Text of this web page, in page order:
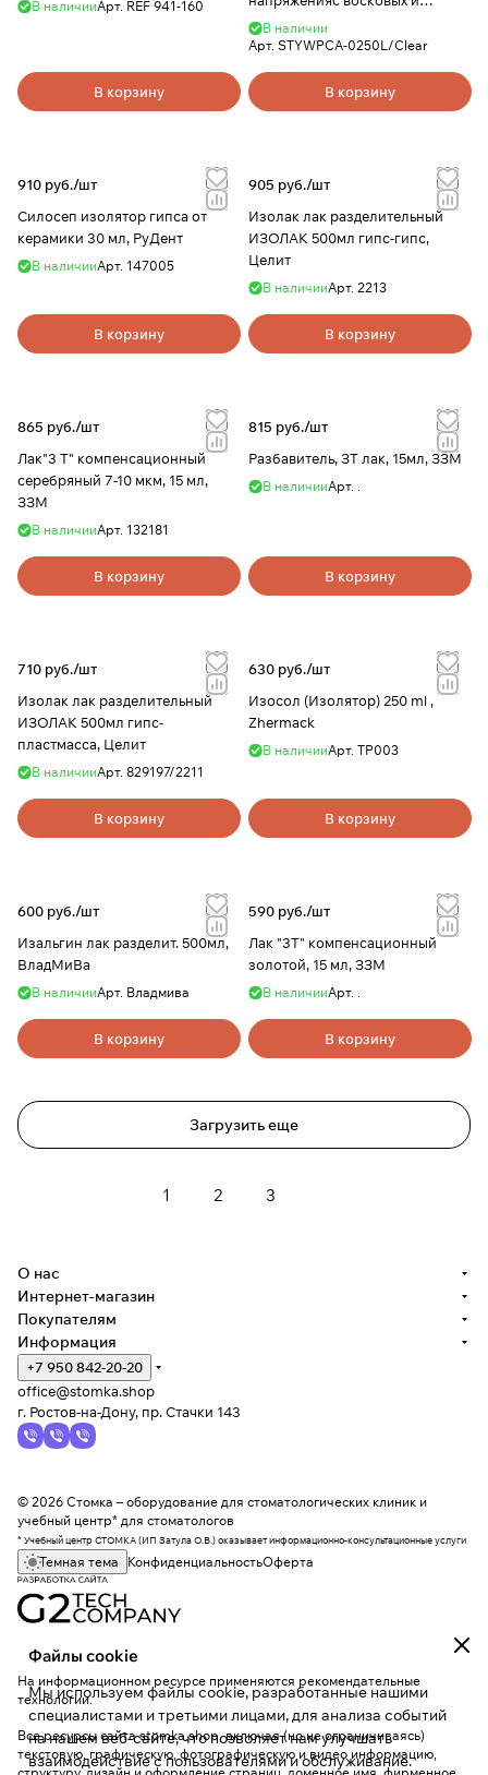
В наличииАрт. REF 941-160
В корзину
силиконовых поверхностей. 250
м, YAMAHACHI
В наличии
Арт. STYWPCA-0250L/Clear
В корзину
910 руб./шт
Силосеп изолятор гипса от
керамики 30 мл, РуДент
В наличииАрт. 147005
В корзину
905 руб./шт
Изолак лак разделительный
ИЗОЛАК 500мл гипс-гипс,
Целит
В наличииАрт. 2213
В корзину
865 руб./шт
Лак"3 Т" компенсационный
серебряный 7-10 мкм, 15 мл,
ЗЗМ
В наличииАрт. 132181
В корзину
815 руб./шт
Разбавитель, ЗТ лак, 15мл, ЗЗМ
В наличииАрт. .
В корзину
710 руб./шт
Изолак лак разделительный
ИЗОЛАК 500мл гипс-
пластмасса, Целит
В наличииАрт. 829197/2211
В корзину
630 руб./шт
Изосол (Изолятор) 250 ml ,
Zhermack
В наличииАрт. ТР003
В корзину
600 руб./шт
Изальгин лак разделит. 500мл,
ВладМиВа
В наличииАрт. Владмива
В корзину
590 руб./шт
Лак "3Т" компенсационный
золотой, 15 мл, ЗЗМ
В наличииАрт. .
В корзину
Загрузить еще
1 2 3
Файлы cookie
Мы используем файлы cookie, разработанные нашими
специалистами и третьими лицами, для анализа событий
на нашем веб-сайте, что позволяет нам улучшать
взаимодействие с пользователями и обслуживание.
О нас
Интернет-магазин
Покупателям
Информация
+7 950 842-20-20
office@stomka.shop
г. Ростов-на-Дону, пр. Стачки 143
© 2026 Стомка – оборудование для стоматологических клиник и
учебный центр* для стоматологов
* Учебный центр СТОМКА (ИП Затула О.В.) оказывает информационно-консультационные услуги
Темная тема КонфиденциальностьОферта
На информационном ресурсе применяются рекомендательные
технологии.
Все ресурсы сайта stomka.shop, включая (но не ограничиваясь)
текстовую, графическую, фотографическую и видео информацию,